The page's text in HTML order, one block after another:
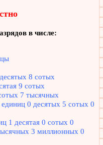
в числе:
8 сотых
9 сотых
7 тысячных
0 десятых 5 сотых 0
1 десятая 0 сотых 0
3 миллионных 0